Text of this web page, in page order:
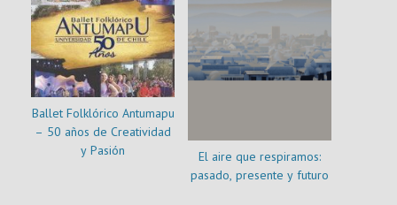
Ballet Folklórico Antumapu
– 50 años de Creatividad
y Pasión
El aire que respiramos:
pasado, presente y futuro